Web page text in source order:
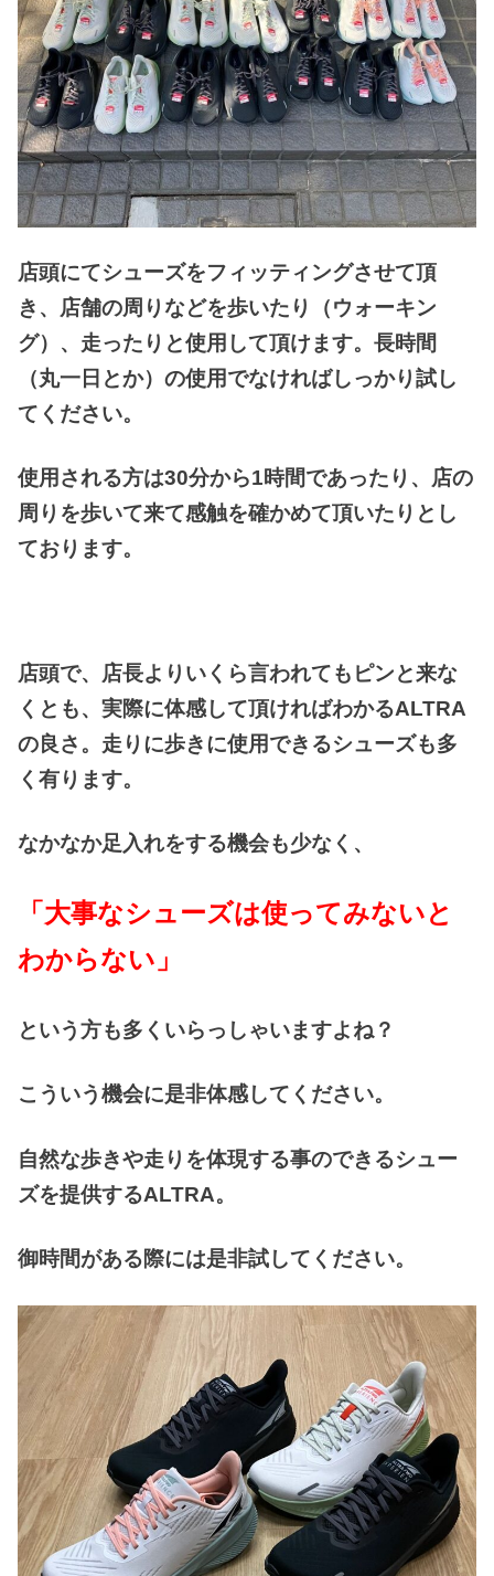
店頭にてシューズをフィッティングさせて頂
き、店舗の周りなどを歩いたり（ウォーキン
グ）、走ったりと使用して頂けます。長時間
（丸一日とか）の使用でなければしっかり試し
てください。
使用される方は30分から1時間であったり、店の
周りを歩いて来て感触を確かめて頂いたりとし
ております。
店頭で、店長よりいくら言われてもピンと来な
くとも、実際に体感して頂ければわかるALTRA
の良さ。走りに歩きに使用できるシューズも多
く有ります。
なかなか足入れをする機会も少なく、
「大事なシューズは使ってみないと
わからない」
という方も多くいらっしゃいますよね？
こういう機会に是非体感してください。
自然な歩きや走りを体現する事のできるシュー
ズを提供するALTRA。
御時間がある際には是非試してください。